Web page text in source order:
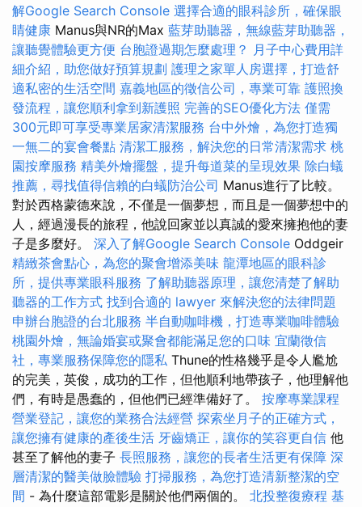
解Google Search Console 選擇合適的眼科診所，確保眼
睛健康 Manus與NR的Max 藍芽助聽器，無線藍芽助聽器，
讓聽覺體驗更方便 台胞證過期怎麼處理？ 月子中心費用詳
細介紹，助您做好預算規劃 護理之家單人房選擇，打造舒
適私密的生活空間 嘉義地區的徵信公司，專業可靠 護照換
發流程，讓您順利拿到新護照 完善的SEO優化方法 僅需
300元即可享受專業居家清潔服務 台中外燴，為您打造獨
一無二的宴會餐點 清潔工服務，解決您的日常清潔需求 桃
園按摩服務 精美外燴擺盤，提升每道菜的呈現效果 除白蟻
推薦，尋找值得信賴的白蟻防治公司 Manus進行了比較。
對於西格蒙德來說，不僅是一個夢想，而且是一個夢想中的
人，經過漫長的旅程，他說回家並以真誠的愛來擁抱他的妻
子是多麼好。 深入了解Google Search Console Oddgeir
精緻茶會點心，為您的聚會增添美味 龍潭地區的眼科診
所，提供專業眼科服務 了解助聽器原理，讓您清楚了解助
聽器的工作方式 找到合適的 lawyer 來解決您的法律問題
申辦台胞證的台北服務 半自動咖啡機，打造專業咖啡體驗
桃園外燴，無論婚宴或聚會都能滿足您的口味 宜蘭徵信
社，專業服務保障您的隱私 Thune的性格幾乎是令人尷尬
的完美，英俊，成功的工作，但他順利地帶孩子，他理解他
們，有時是愚蠢的，但他們已經準備好了。 按摩專業課程
營業登記，讓您的業務合法經營 探索坐月子的正確方式，
讓您擁有健康的產後生活 牙齒矯正，讓你的笑容更自信 他
甚至了解他的妻子 長照服務，讓您的長者生活更有保障 深
層清潔的醫美做臉體驗 打掃服務，為您打造清新整潔的空
間 - 為什麼這部電影是關於他們兩個的。 北投整復療程 基